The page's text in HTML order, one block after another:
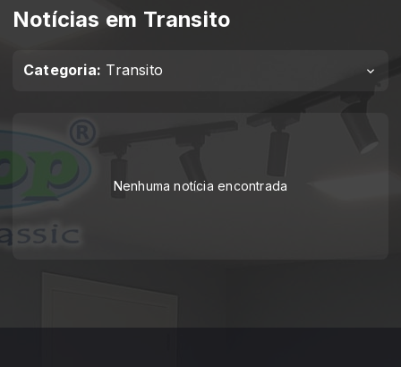
Notícias em Transito
Categoria: Transito
Nenhuma notícia encontrada